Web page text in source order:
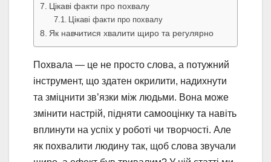
Цікаві факти про похвалу
Цікаві факти про похвалу
Як навчитися хвалити щиро та регулярно
Похвала — це не просто слова, а потужний
інструмент, що здатен окрилити, надихнути
та зміцнити зв’язки між людьми. Вона може
змінити настрій, підняти самооцінку та навіть
вплинути на успіх у роботі чи творчості. Але
як похвалити людину так, щоб слова звучали